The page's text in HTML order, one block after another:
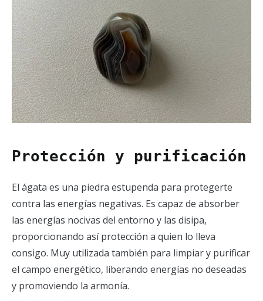
Protección y purificación
El ágata es una piedra estupenda para protegerte
contra las energías negativas. Es capaz de absorber
las energías nocivas del entorno y las disipa,
proporcionando así protección a quien lo lleva
consigo. Muy utilizada también para limpiar y purificar
el campo energético, liberando energías no deseadas
y promoviendo la armonía.